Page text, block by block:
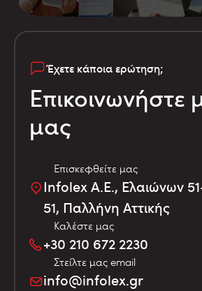
Έχετε κάποια ερώτηση;
Επικοινωνήστε
μας
Επισκεφθείτε μας
Infolex Α.Ε., Ελαιώνων
51, Παλλήνη Αττικής
Καλέστε μας
+30 210 672 2230
Στείλτε μας email
info@infolex.gr